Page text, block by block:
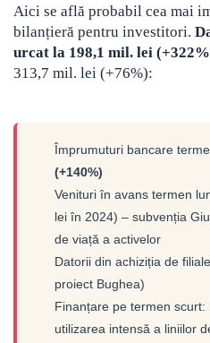
Aici se află probabil cea mai
bilanțieră pentru investitori.
urcat la 198,1 mil. lei
313,7 mil. lei (+76%):
Împrumuturi bancare
(+140%)
Venituri în avans termen
lei în 2024) – subvenția
de viață a activelor
Datorii din achiziția de
proiect Bughea)
Finanțare pe termen scurt:
utilizarea intensă a liniilor